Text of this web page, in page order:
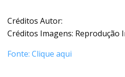
Créditos Autor:
Créditos Imagens: Reprodução
Fonte: Clique aqui